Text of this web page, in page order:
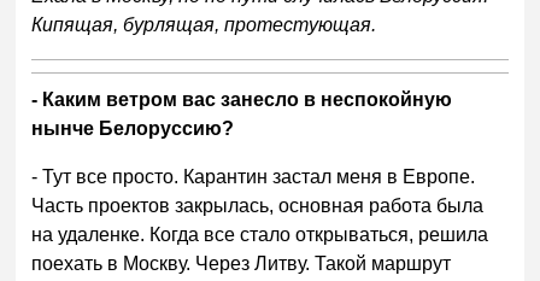
Кипящая, бурлящая, протестующая.
- Каким ветром вас занесло в неспокойную
нынче Белоруссию?
- Тут все просто. Карантин застал меня в Европе.
Часть проектов закрылась, основная работа была
на удаленке. Когда все стало открываться, решила
поехать в Москву. Через Литву. Такой маршрут